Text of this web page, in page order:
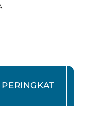
PERINGKAT